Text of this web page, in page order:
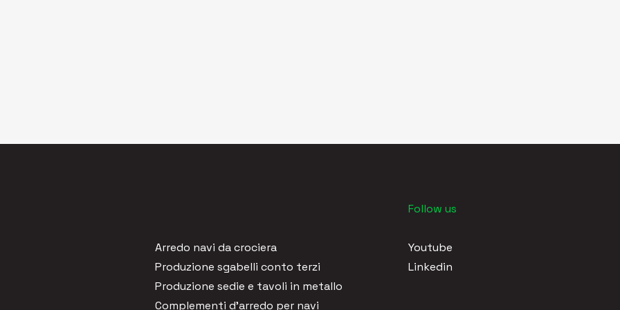
Arredo navi da crociera
Produzione sgabelli conto terzi
Produzione sedie e tavoli in metallo
Complementi d'arredo per navi
Follow us
Youtube
Linkedin